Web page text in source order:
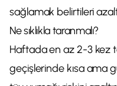
sağlamak belirtileri
Ne sıklıkla taranmalı?
Haftada en az 2-3 kez
geçişlerinde kısa ama